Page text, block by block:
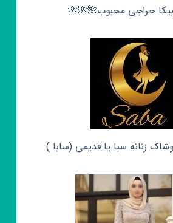
حراجی محبوب🌺🌺🌺
زنانه سبا یا قدیمی (سابا )